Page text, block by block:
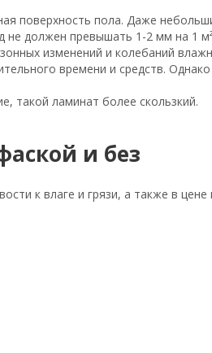
поверхность пола. Даже
не должен превышать 1-2 мм на 1
изменений и колебаний
времени и средств.
такой ламинат более скользкий.
и без
к влаге и грязи, а также в цене